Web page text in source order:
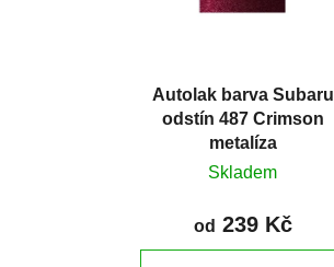
Autolak barva Subaru
odstín 487 Crimson
metalíza
Skladem
od 239 Kč